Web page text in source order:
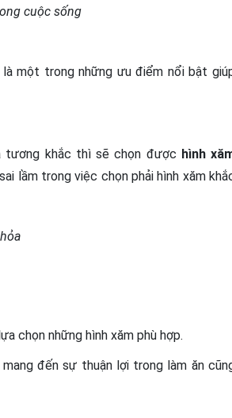
cuộc sống
một trong những ưu điểm nổi bật
tương khắc thì sẽ chọn được hình
lầm trong việc chọn phải hình xăm
chọn những hình xăm phù hợp.
đến sự thuận lợi trong làm ăn